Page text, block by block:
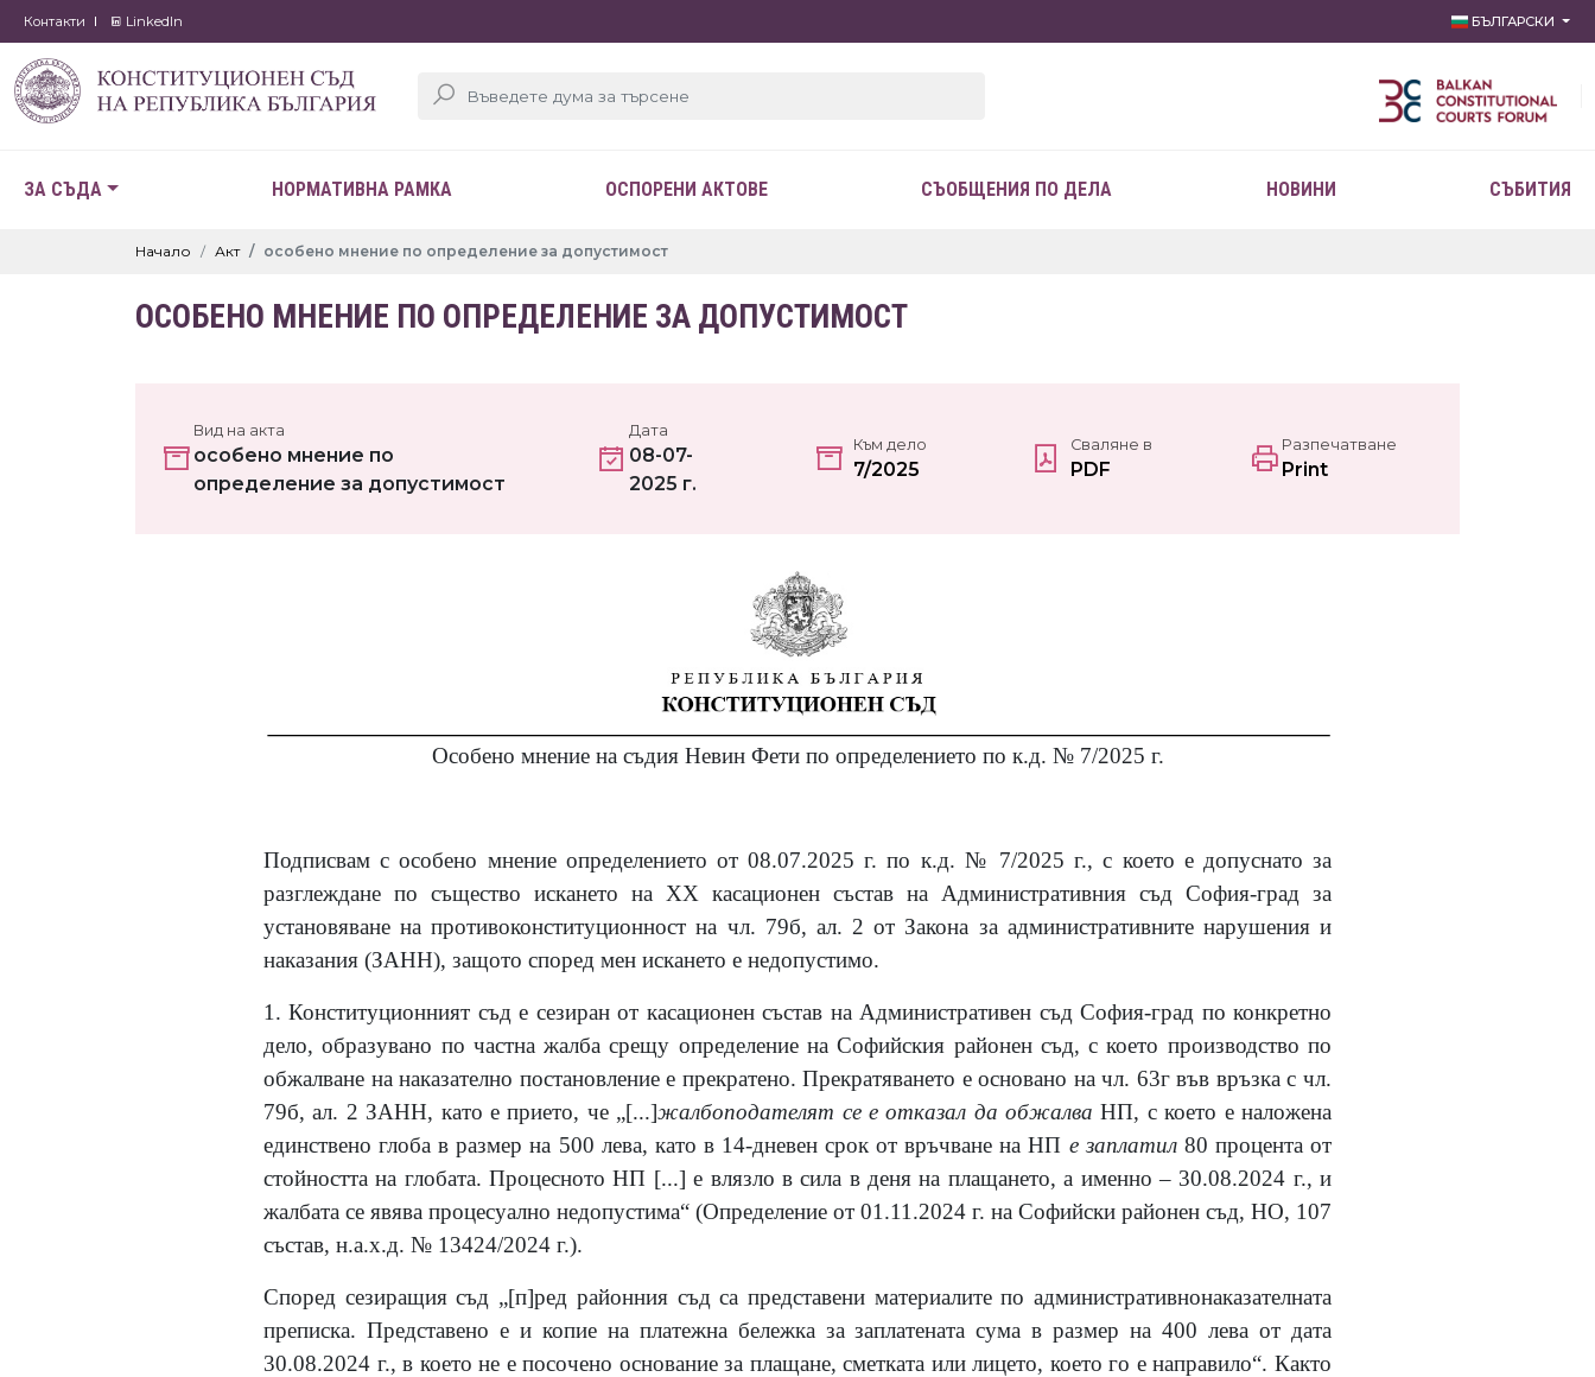
Контакти LinkedIn БЪЛГАРСКИ
ЗА СЪДА НОРМАТИВНА РАМКА ОСПОРЕНИ АКТОВЕ СЪОБЩЕНИЯ ПО ДЕЛА НОВИНИ СЪБИТИЯ
Начало Акт особено мнение по определение за допустимост
ОСОБЕНО МНЕНИЕ ПО ОПРЕДЕЛЕНИЕ ЗА ДОПУСТИМОСТ
Вид на акта
особено мнение по
определение за допустимост
Дата
08-07-
2025 г.
Към дело
7/2025
Сваляне в
PDF
Разпечатване
Print
Особено мнение на съдия Невин Фети по определението по к.д. № 7/2025 г.
Подписвам с особено мнение определението от 08.07.2025 г. по к.д. № 7/2025 г., с което е допуснато за
разглеждане по същество искането на XX касационен състав на Административния съд София-град за
установяване на противоконституционност на чл. 79б, ал. 2 от Закона за административните нарушения и
наказания (ЗАНН), защото според мен искането е недопустимо.
1.Конституционният съд е сезиран от касационен състав на Административен съд София-град по конкретно
дело, образувано по частна жалба срещу определение на Софийския районен съд, с което производство по
обжалване на наказателно постановление е прекратено. Прекратяването е основано на чл. 63г във връзка с чл.
79б, ал. 2 ЗАНН, като е прието, че „[...]жалбоподателят се е отказал да обжалва НП, с което е наложена
единствено глоба в размер на 500 лева, като в 14-дневен срок от връчване на НП е заплатил80 процента от
стойността на глобата. Процесното НП [...] е влязло в сила в деня на плащането, а именно – 30.08.2024 г., и
жалбата се явява процесуално недопустима“ (Определение от 01.11.2024 г. на Софийски районен съд, НО, 107
състав, н.а.х.д. № 13424/2024 г.).
Според сезиращия съд „[п]ред районния съд са представени материалите по административнонаказателната
преписка. Представено е и копие на платежна бележка за заплатената сума в размер на 400 лева от дата
30.08.2024 г., в което не е посочено основание за плащане, сметката или лицето, което го е направило“. Както